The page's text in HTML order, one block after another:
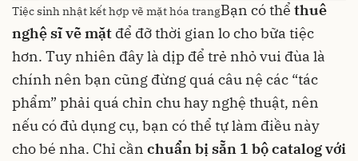
Tiệc sinh nhật kết hợp vẽ mặt hóa trangBạn có thể thuê
nghệ sĩ vẽ mặt để đỡ thời gian lo cho bữa tiệc
hơn. Tuy nhiên đây là dịp để trẻ nhỏ vui đùa là
chính nên bạn cũng đừng quá câu nệ các “tác
phẩm” phải quá chỉn chu hay nghệ thuật, nên
nếu có đủ dụng cụ, bạn có thể tự làm điều này
cho bé nha. Chỉ cần chuẩn bị sẵn 1 bộ catalog với